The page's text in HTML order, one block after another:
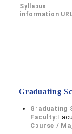
Syllabus
information
Graduating
Graduating
Faculty:
Course /